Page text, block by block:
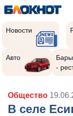
Новости
Авто
Бары
-
Общество
В селе